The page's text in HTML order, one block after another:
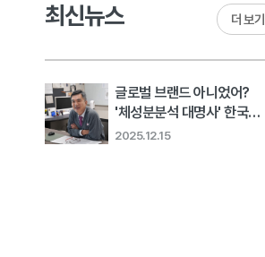
최신뉴스
글로벌 브랜드 아니었어?
'체성분분석 대명사' 한국
회사의 고민 [비크닉]..
2025.12.15
더 보기